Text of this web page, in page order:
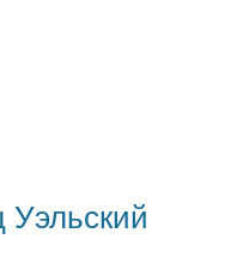
Уэльский